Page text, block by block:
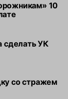
10
сделать УК
со стражем